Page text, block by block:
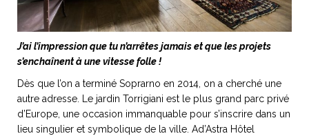
J’ai l’impression que tu n’arrêtes jamais et que les projets
s’enchaînent à une vitesse folle !
Dès que l’on a terminé Soprarno en 2014, on a cherché une
autre adresse. Le jardin Torrigiani est le plus grand parc privé
d’Europe, une occasion immanquable pour s’inscrire dans un
lieu singulier et symbolique de la ville. Ad’Astra Hôtel